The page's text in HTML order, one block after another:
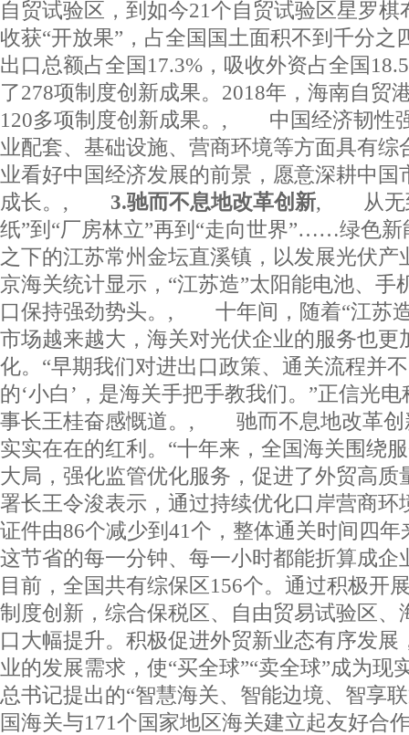
自贸试验区，到如今21个自贸试验区星罗棋
收获“开放果”，占全国国土面积不到千分之
出口总额占全国17.3%，吸收外资占全国
了278项制度创新成果。2018年，海南自贸
120多项制度创新成果。, 中国经济韧性
业配套、基础设施、营商环境等方面具有综
业看好中国经济发展的前景，愿意深耕中国
成长。, 3.驰而不息地改革创新, 从无到
纸”到“厂房林立”再到“走向世界”……绿色
之下的江苏常州金坛直溪镇，以发展光伏产
京海关统计显示，“江苏造”太阳能电池、手
口保持强劲势头。, 十年间，随着“江苏
市场越来越大，海关对光伏企业的服务也更
化。“早期我们对进出口政策、通关流程并
的‘小白’，是海关手把手教我们。”正信光
事长王桂奋感慨道。, 驰而不息地改革创
实实在在的红利。“十年来，全国海关围绕
大局，强化监管优化服务，促进了外贸高质
署长王令浚表示，通过持续优化口岸营商环
证件由86个减少到41个，整体通关时间四
这节省的每一分钟、每一小时都能折算
目前，全国共有综保区156个。通过积极开
制度创新，综合保税区、自由贸易试验区、
口大幅提升。积极促进外贸新业态有序发展
业的发展需求，使“买全球”“卖全球”成为
总书记提出的“智慧海关、智能边境、智享
国海关与171个国家地区海关建立起友好合